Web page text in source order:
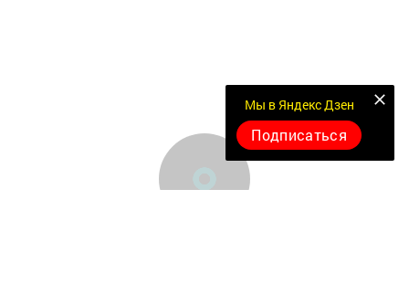
Мы в Яндекс Дзен
Подписаться